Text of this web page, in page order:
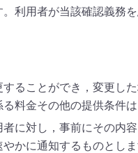
利用者が当該確認義務
ることができ，変更し
料金その他の提供条件
に対し，事前にその内
かに通知するものとしま